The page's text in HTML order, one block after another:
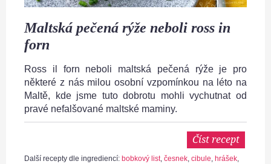
Maltská pečená rýže neboli ross in
forn
Ross il forn neboli maltská pečená rýže je pro
některé z nás milou osobní vzpomínkou na léto na
Maltě, kde jsme tuto dobrotu mohli vychutnat od
pravé nefalšované maltské maminy.
Číst recept
Další recepty dle ingrediencí: bobkový list, česnek, cibule, hrášek,